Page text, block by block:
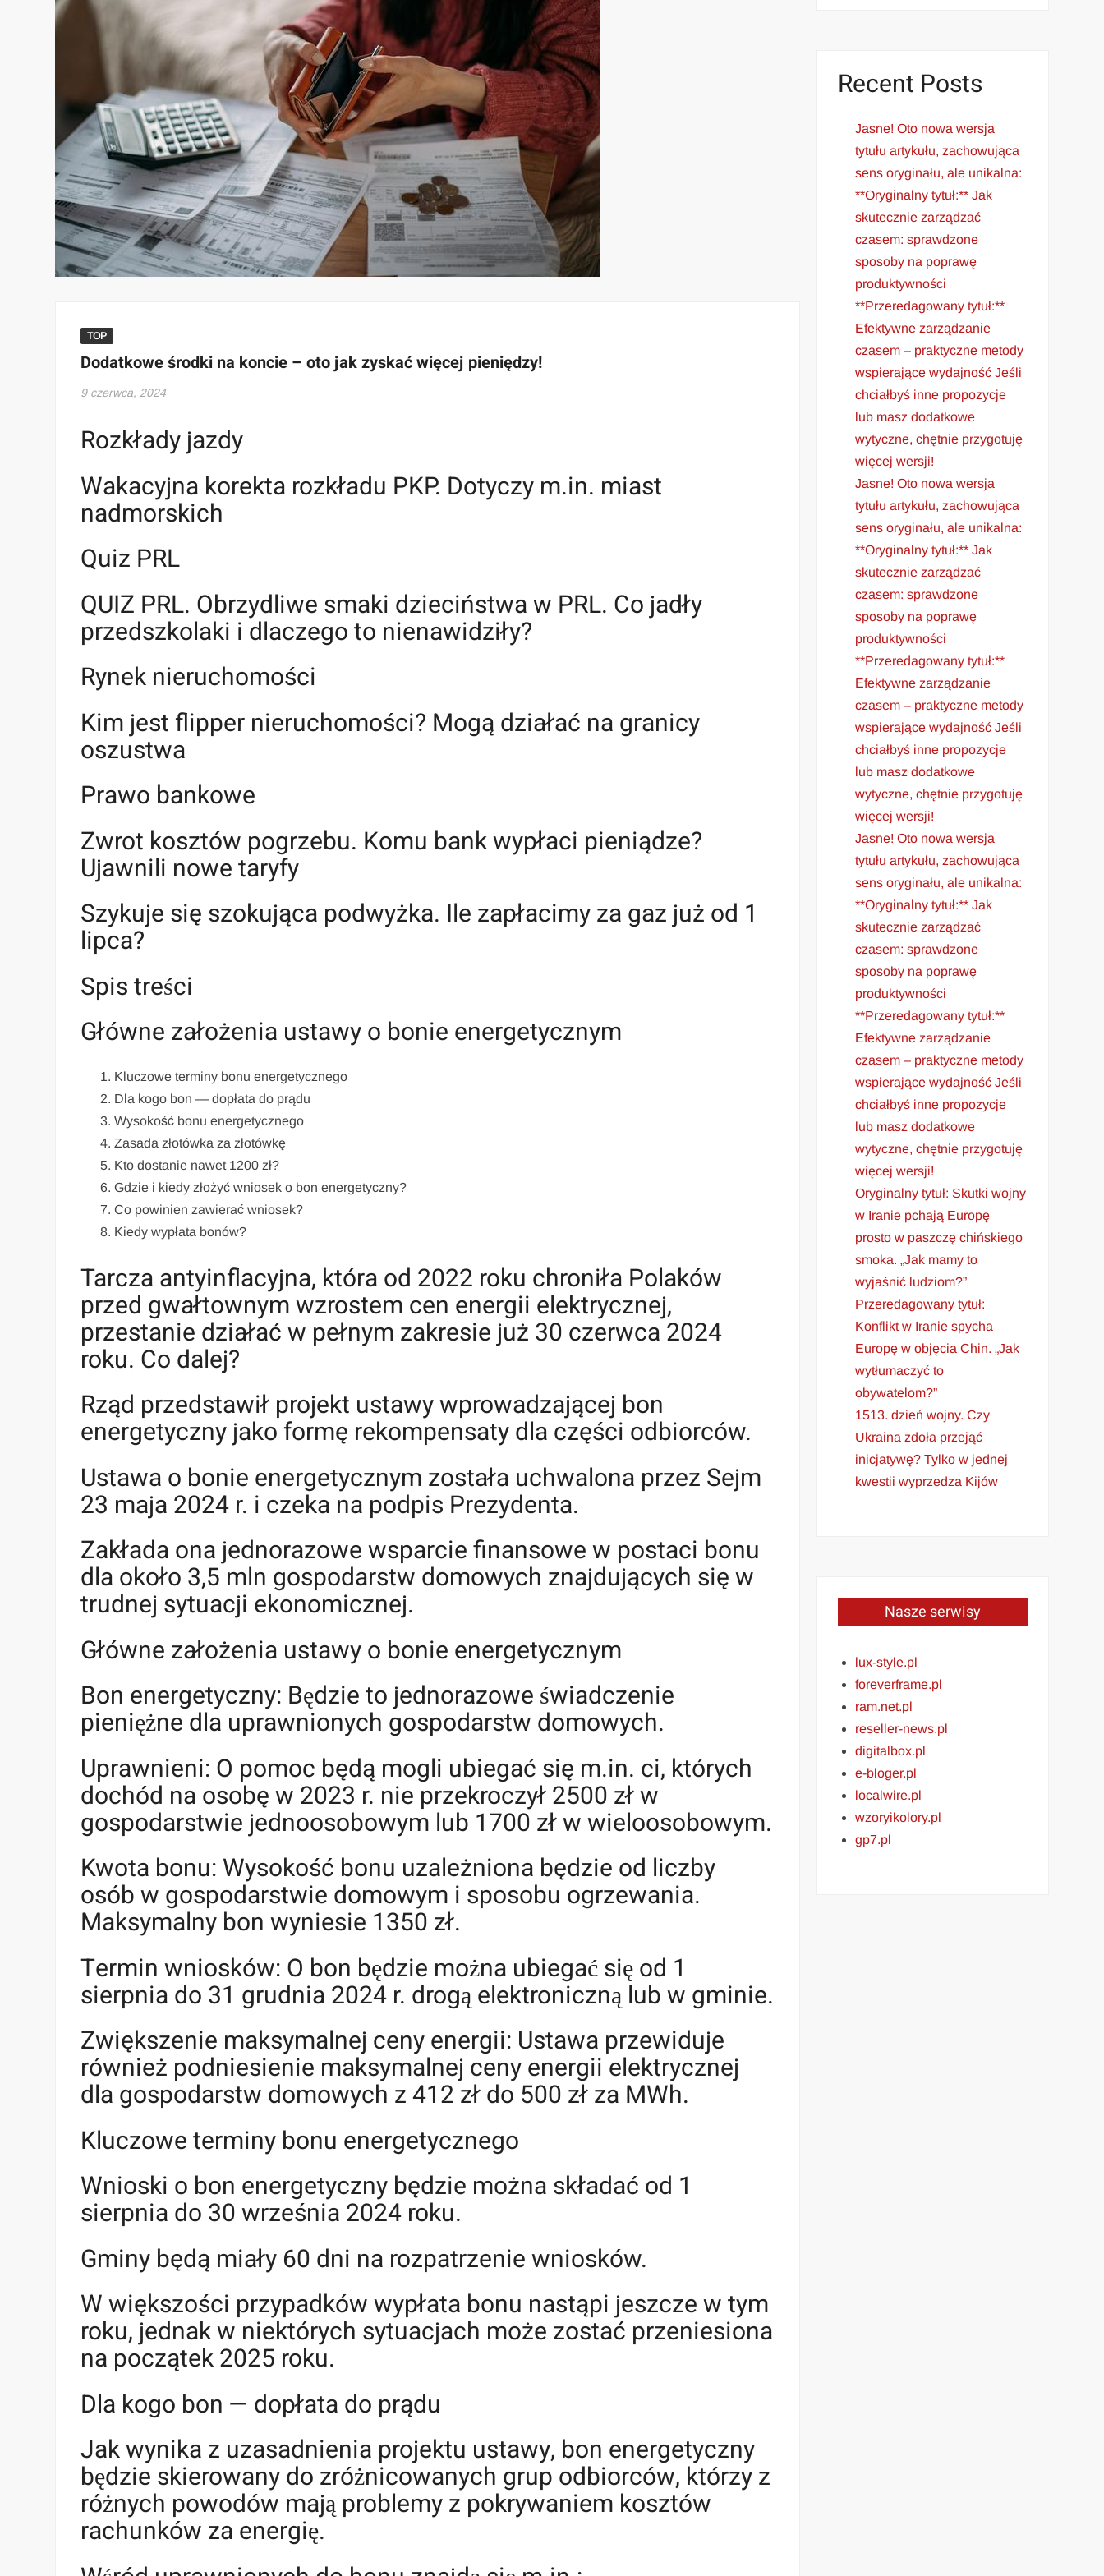
TOP
Dodatkowe środki na koncie – oto jak zyskać więcej pieniędzy!
9 czerwca, 2024
Rozkłady jazdy
Wakacyjna korekta rozkładu PKP. Dotyczy m.in. miast
nadmorskich
Quiz PRL
QUIZ PRL. Obrzydliwe smaki dzieciństwa w PRL. Co jadły
przedszkolaki i dlaczego to nienawidziły?
Rynek nieruchomości
Kim jest flipper nieruchomości? Mogą działać na granicy
oszustwa
Prawo bankowe
Zwrot kosztów pogrzebu. Komu bank wypłaci pieniądze?
Ujawnili nowe taryfy
Szykuje się szokująca podwyżka. Ile zapłacimy za gaz już od 1
lipca?
Spis treści
Główne założenia ustawy o bonie energetycznym
Kluczowe terminy bonu energetycznego
Dla kogo bon — dopłata do prądu
Wysokość bonu energetycznego
Zasada złotówka za złotówkę
Kto dostanie nawet 1200 zł?
Gdzie i kiedy złożyć wniosek o bon energetyczny?
Co powinien zawierać wniosek?
Kiedy wypłata bonów?
Tarcza antyinflacyjna, która od 2022 roku chroniła Polaków
przed gwałtownym wzrostem cen energii elektrycznej,
przestanie działać w pełnym zakresie już 30 czerwca 2024
roku. Co dalej?
Rząd przedstawił projekt ustawy wprowadzającej bon
energetyczny jako formę rekompensaty dla części odbiorców.
Ustawa o bonie energetycznym została uchwalona przez Sejm
23 maja 2024 r. i czeka na podpis Prezydenta.
Zakłada ona jednorazowe wsparcie finansowe w postaci bonu
dla około 3,5 mln gospodarstw domowych znajdujących się w
trudnej sytuacji ekonomicznej.
Główne założenia ustawy o bonie energetycznym
Bon energetyczny: Będzie to jednorazowe świadczenie
pieniężne dla uprawnionych gospodarstw domowych.
Uprawnieni: O pomoc będą mogli ubiegać się m.in. ci, których
dochód na osobę w 2023 r. nie przekroczył 2500 zł w
gospodarstwie jednoosobowym lub 1700 zł w wieloosobowym.
Kwota bonu: Wysokość bonu uzależniona będzie od liczby
osób w gospodarstwie domowym i sposobu ogrzewania.
Maksymalny bon wyniesie 1350 zł.
Termin wniosków: O bon będzie można ubiegać się od 1
sierpnia do 31 grudnia 2024 r. drogą elektroniczną lub w gminie.
Zwiększenie maksymalnej ceny energii: Ustawa przewiduje
również podniesienie maksymalnej ceny energii elektrycznej
dla gospodarstw domowych z 412 zł do 500 zł za MWh.
Kluczowe terminy bonu energetycznego
Wnioski o bon energetyczny będzie można składać od 1
sierpnia do 30 września 2024 roku.
Gminy będą miały 60 dni na rozpatrzenie wniosków.
W większości przypadków wypłata bonu nastąpi jeszcze w tym
roku, jednak w niektórych sytuacjach może zostać przeniesiona
na początek 2025 roku.
Dla kogo bon — dopłata do prądu
Jak wynika z uzasadnienia projektu ustawy, bon energetyczny
będzie skierowany do zróżnicowanych grup odbiorców, którzy z
różnych powodów mają problemy z pokrywaniem kosztów
rachunków za energię.
Recent Posts
Jasne! Oto nowa wersja
tytułu artykułu, zachowująca
sens oryginału, ale unikalna:
**Oryginalny tytuł:** Jak
skutecznie zarządzać
czasem: sprawdzone
sposoby na poprawę
produktywności
**Przeredagowany tytuł:**
Efektywne zarządzanie
czasem – praktyczne metody
wspierające wydajność Jeśli
chciałbyś inne propozycje
lub masz dodatkowe
wytyczne, chętnie przygotuję
więcej wersji!
Jasne! Oto nowa wersja
tytułu artykułu, zachowująca
sens oryginału, ale unikalna:
**Oryginalny tytuł:** Jak
skutecznie zarządzać
czasem: sprawdzone
sposoby na poprawę
produktywności
**Przeredagowany tytuł:**
Efektywne zarządzanie
czasem – praktyczne metody
wspierające wydajność Jeśli
chciałbyś inne propozycje
lub masz dodatkowe
wytyczne, chętnie przygotuję
więcej wersji!
Jasne! Oto nowa wersja
tytułu artykułu, zachowująca
sens oryginału, ale unikalna:
**Oryginalny tytuł:** Jak
skutecznie zarządzać
czasem: sprawdzone
sposoby na poprawę
produktywności
**Przeredagowany tytuł:**
Efektywne zarządzanie
czasem – praktyczne metody
wspierające wydajność Jeśli
chciałbyś inne propozycje
lub masz dodatkowe
wytyczne, chętnie przygotuję
więcej wersji!
Oryginalny tytuł: Skutki wojny
w Iranie pchają Europę
prosto w paszczę chińskiego
smoka. „Jak mamy to
wyjaśnić ludziom?”
Przeredagowany tytuł:
Konflikt w Iranie spycha
Europę w objęcia Chin. „Jak
wytłumaczyć to
obywatelom?”
1513. dzień wojny. Czy
Ukraina zdoła przejąć
inicjatywę? Tylko w jednej
kwestii wyprzedza Kijów
Nasze serwisy
lux-style.pl
foreverframe.pl
ram.net.pl
reseller-news.pl
digitalbox.pl
e-bloger.pl
localwire.pl
wzoryikolory.pl
gp7.pl